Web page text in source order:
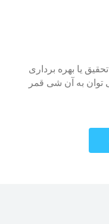
یا بهره برداری
به آن شی قمر